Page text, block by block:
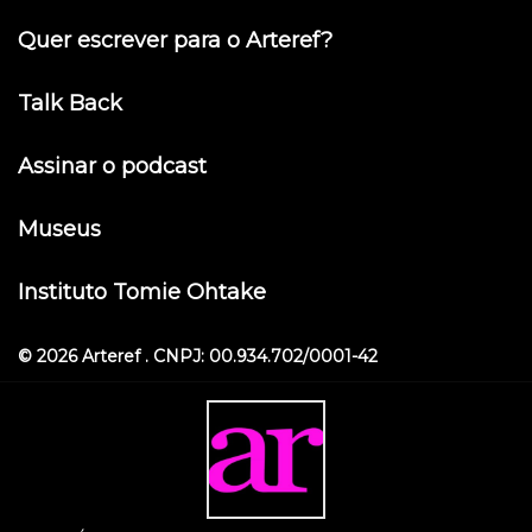
Quer escrever para o Arteref?
Talk Back
Assinar o podcast
Museus
Instituto Tomie Ohtake
© 2026 Arteref . CNPJ: 00.934.702/0001-42